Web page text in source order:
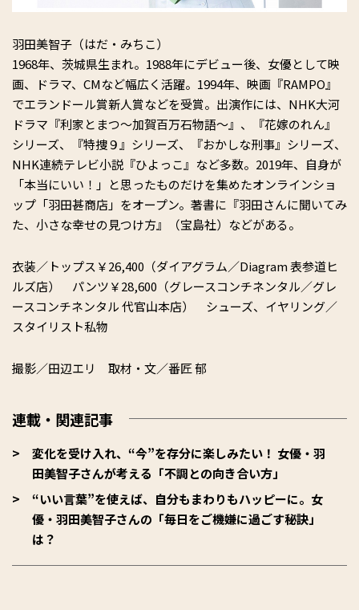
羽田美智子（はだ・みちこ）
1968年、茨城県生まれ。1988年にデビュー後、女優として映
画、ドラマ、CMなど幅広く活躍。1994年、映画『RAMPO』
でエランドール賞新人賞などを受賞。出演作には、NHK大河
ドラマ『利家とまつ～加賀百万石物語～』、『花嫁のれん』
シリーズ、『特捜９』シリーズ、『おかしな刑事』シリーズ、
NHK連続テレビ小説『ひよっこ』など多数。2019年、自身が
「本当にいい！」と思ったものだけを集めたオンラインショ
ップ「羽田甚商店」をオープン。著書に『羽田さんに聞いてみ
た、小さな幸せの見つけ方』（宝島社）などがある。
衣装／トップス￥26,400（ダイアグラム／Diagram 表参道ヒ
ルズ店） パンツ￥28,600（グレースコンチネンタル／グレ
ースコンチネンタル 代官山本店） シューズ、イヤリング／
スタイリスト私物
撮影／田辺エリ 取材・文／番匠 郁
連載・関連記事
変化を受け入れ、“今”を存分に楽しみたい！ 女優・羽
田美智子さんが考える「不調との向き合い方」
“いい言葉”を使えば、自分もまわりもハッピーに。女
優・羽田美智子さんの「毎日をご機嫌に過ごす秘訣」
は？